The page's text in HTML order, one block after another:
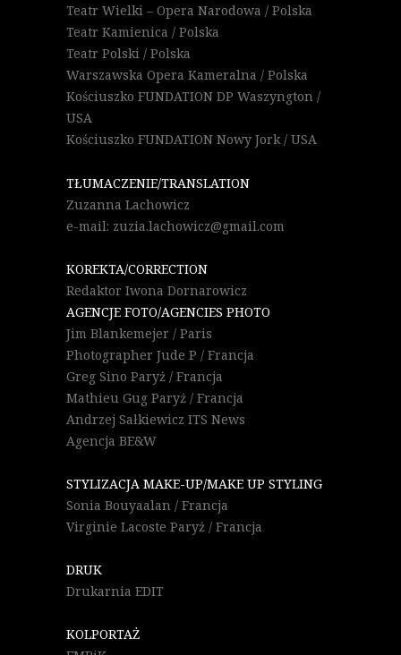
Teatr Wielki – Opera Narodowa / Polska
Teatr Kamienica / Polska
Teatr Polski / Polska
Warszawska Opera Kameralna / Polska
Kościuszko FUNDATION DP Waszyngton /
USA
Kościuszko FUNDATION Nowy Jork / USA
TŁUMACZENIE/TRANSLATION
Zuzanna Lachowicz
e-mail: zuzia.lachowicz@gmail.com
KOREKTA/CORRECTION
Redaktor Iwona Dornarowicz
AGENCJE FOTO/AGENCIES PHOTO
Jim Blankemejer / Paris
Photographer Jude P / Francja
Greg Sino Paryż / Francja
Mathieu Gug Paryż / Francja
Andrzej Sałkiewicz ITS News
Agencja BE&W
STYLIZACJA MAKE-UP/MAKE UP STYLING
Sonia Bouyaalan / Francja
Virginie Lacoste Paryż / Francja
DRUK
Drukarnia EDIT
KOLPORTAŻ